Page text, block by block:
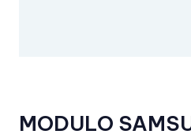
MODULO